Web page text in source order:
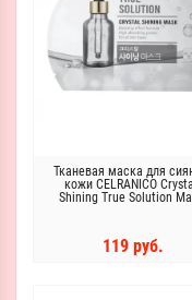
Тканевая маска для
кожи CELRANICO Crystal
Shining True Solution
119 руб.